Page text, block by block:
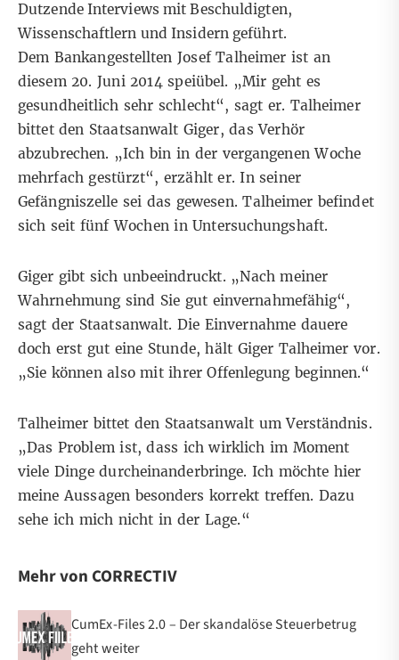
Dutzende Interviews mit Beschuldigten,
Wissenschaftlern und Insidern geführt.
Dem Bankangestellten Josef Talheimer ist an
diesem 20. Juni 2014 speiübel. „Mir geht es
gesundheitlich sehr schlecht“, sagt er. Talheimer
bittet den Staatsanwalt Giger, das Verhör
abzubrechen. „Ich bin in der vergangenen Woche
mehrfach gestürzt“, erzählt er. In seiner
Gefängniszelle sei das gewesen. Talheimer befindet
sich seit fünf Wochen in Untersuchungshaft.
Giger gibt sich unbeeindruckt. „Nach meiner
Wahrnehmung sind Sie gut einvernahmefähig“,
sagt der Staatsanwalt. Die Einvernahme dauere
doch erst gut eine Stunde, hält Giger Talheimer vor.
„Sie können also mit ihrer Offenlegung beginnen.“
Talheimer bittet den Staatsanwalt um Verständnis.
„Das Problem ist, dass ich wirklich im Moment
viele Dinge durcheinanderbringe. Ich möchte hier
meine Aussagen besonders korrekt treffen. Dazu
sehe ich mich nicht in der Lage.“
Mehr von CORRECTIV
CumEx-Files 2.0 – Der skandalöse Steuerbetrug
geht weiter